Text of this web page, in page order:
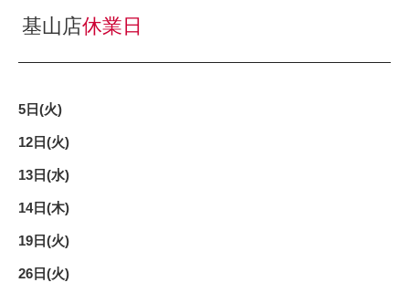
基山店休業日
5日(火)
12日(火)
13日(水)
14日(木)
19日(火)
26日(火)